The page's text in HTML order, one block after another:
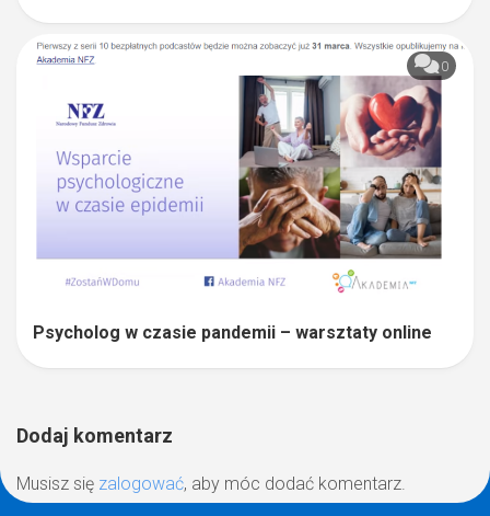
0
Psycholog w czasie pandemii – warsztaty online
Dodaj komentarz
Musisz się zalogować, aby móc dodać komentarz.